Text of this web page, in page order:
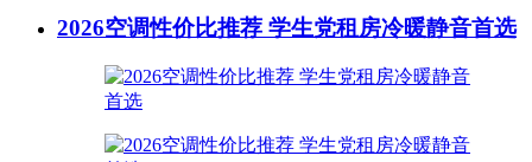
2026空调性价比推荐 学生党租房冷暖静音首选